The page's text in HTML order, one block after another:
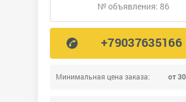
Минимальная цена заказа: от
№ объявления: 86
+79037635166